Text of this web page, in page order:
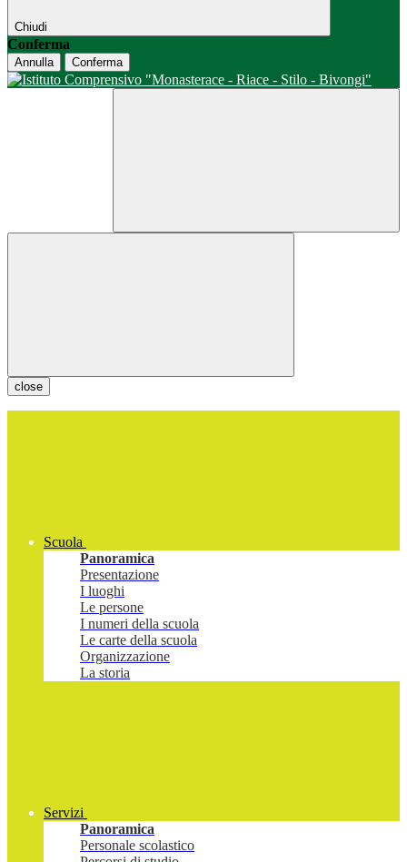
Chiudi
Conferma
Annulla Conferma
close
Scuola
Panoramica
Presentazione
I luoghi
Le persone
I numeri della scuola
Le carte della scuola
Organizzazione
La storia
Servizi
Panoramica
Personale scolastico